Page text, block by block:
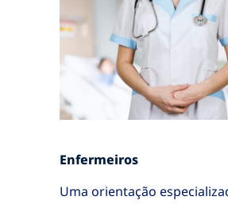
Enfermeiros
Uma orientação